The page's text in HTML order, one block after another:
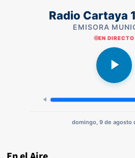
Radio Cartaya
EMISORA
EN DIRECTO
domingo, 9 de agosto